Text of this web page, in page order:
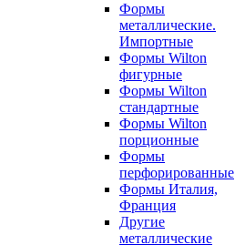
Формы
металлические.
Импортные
Формы Wilton
фигурные
Формы Wilton
стандартные
Формы Wilton
порционные
Формы
перфорированные
Формы Италия,
Франция
Другие
металлические